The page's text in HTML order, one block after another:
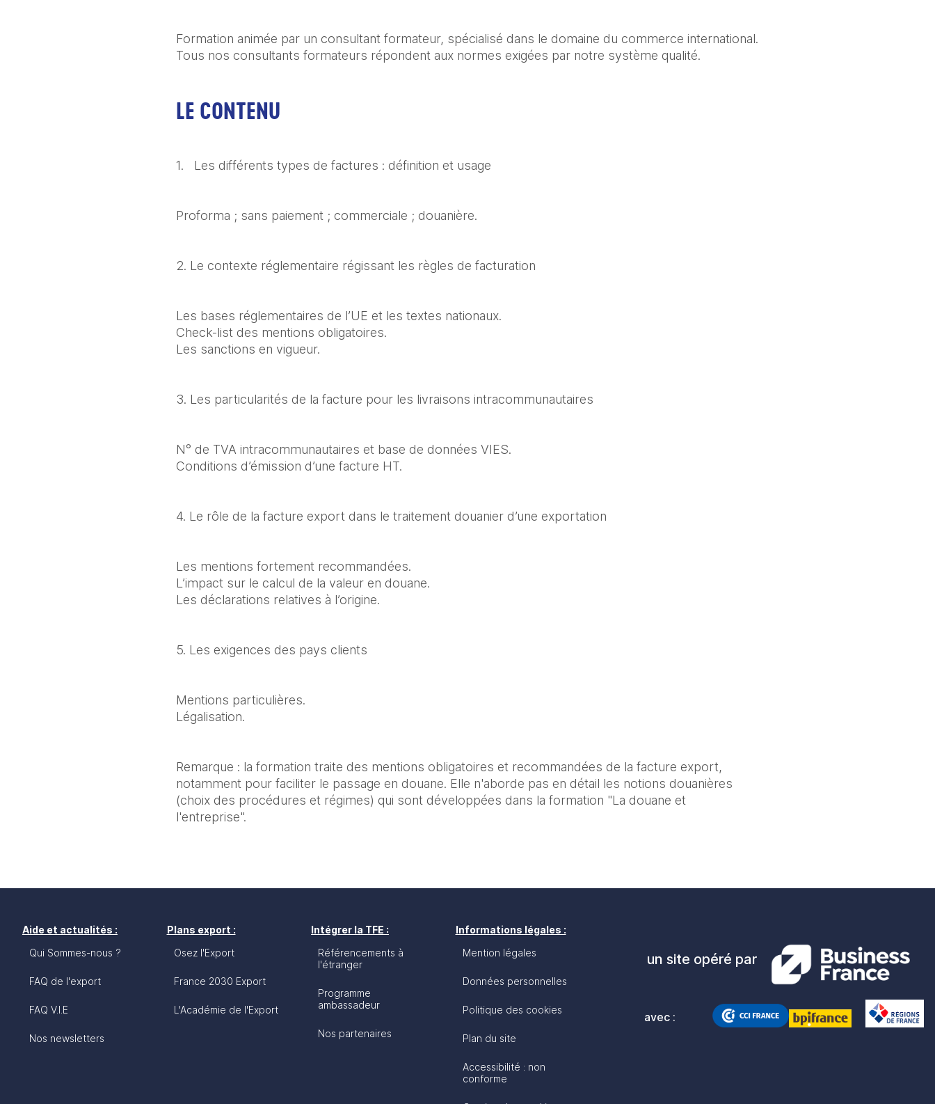
Formation animée par un consultant formateur, spécialisé dans le domaine du commerce international.
Tous nos consultants formateurs répondent aux normes exigées par notre système qualité.
LE CONTENU
1.   Les différents types de factures : définition et usage
Proforma ; sans paiement ; commerciale ; douanière.
2. Le contexte réglementaire régissant les règles de facturation
Les bases réglementaires de l’UE et les textes nationaux.
Check-list des mentions obligatoires.
Les sanctions en vigueur.
3. Les particularités de la facture pour les livraisons intracommunautaires
N° de TVA intracommunautaires et base de données VIES.
Conditions d’émission d’une facture HT.
4. Le rôle de la facture export dans le traitement douanier d’une exportation
Les mentions fortement recommandées.
L’impact sur le calcul de la valeur en douane.
Les déclarations relatives à l’origine.
5. Les exigences des pays clients
Mentions particulières.
Légalisation.
Remarque : la formation traite des mentions obligatoires et recommandées de la facture export,
notamment pour faciliter le passage en douane. Elle n'aborde pas en détail les notions douanières
(choix des procédures et régimes) qui sont développées dans la formation "La douane et
l'entreprise".
Aide et actualités :
Qui Sommes-nous ?
FAQ de l'export
FAQ V.I.E
Nos newsletters
Plans export :
Osez l'Export
France 2030 Export
L'Académie de l'Export
Intégrer la TFE :
Référencements à
l'étranger
Programme
ambassadeur
Nos partenaires
Informations légales :
Mention légales
Données personnelles
Politique des cookies
Plan du site
Accessibilité : non
conforme
un site opéré par
avec :